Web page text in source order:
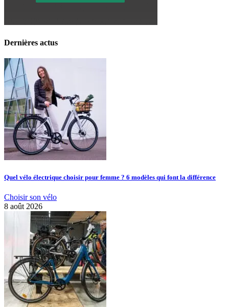
Dernières actus
Quel vélo électrique choisir pour femme ? 6 modèles qui font la différence
Choisir son vélo
8 août 2026